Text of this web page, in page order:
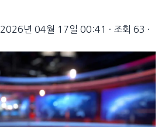
2026년 04월 17일 00:41 · 조회 63 ·